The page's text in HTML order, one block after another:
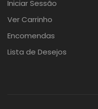
Iniciar Sessão
Ver Carrinho
Encomendas
Lista de Desejos